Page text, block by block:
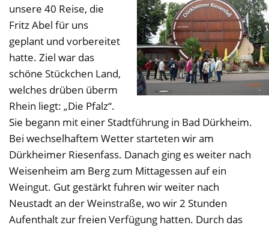
unsere 40 Reise, die
Fritz Abel für uns
geplant und vorbereitet
hatte. Ziel war das
schöne Stückchen Land,
welches drüben überm
Rhein liegt: „Die Pfalz“.
Sie begann mit einer Stadtführung in Bad Dürkheim.
Bei wechselhaftem Wetter starteten wir am
Dürkheimer Riesenfass. Danach ging es weiter nach
Weisenheim am Berg zum Mittagessen auf ein
Weingut. Gut gestärkt fuhren wir weiter nach
Neustadt an der Weinstraße, wo wir 2 Stunden
Aufenthalt zur freien Verfügung hatten. Durch das